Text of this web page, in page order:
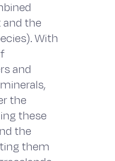
the
With
and
the
these
the
them